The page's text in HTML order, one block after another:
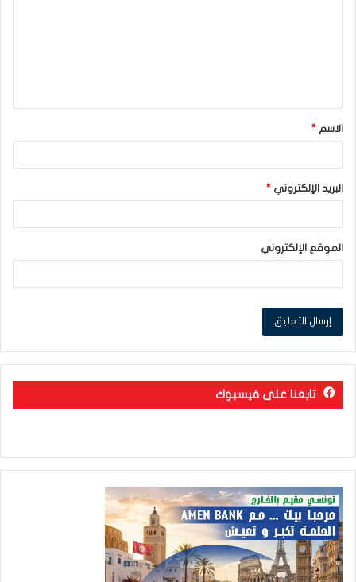
ق
*الاسم *
البريد الإلكتروني *
الموقع الإلكتروني
تابعنا على فيسبوك